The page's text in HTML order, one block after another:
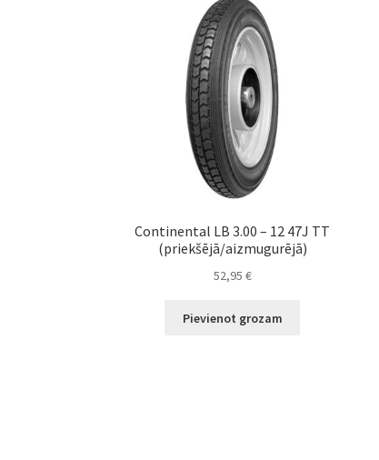
Continental LB 3.00 – 12 47J TT
(priekšējā/aizmugurējā)
52,95 €
Pievienot grozam